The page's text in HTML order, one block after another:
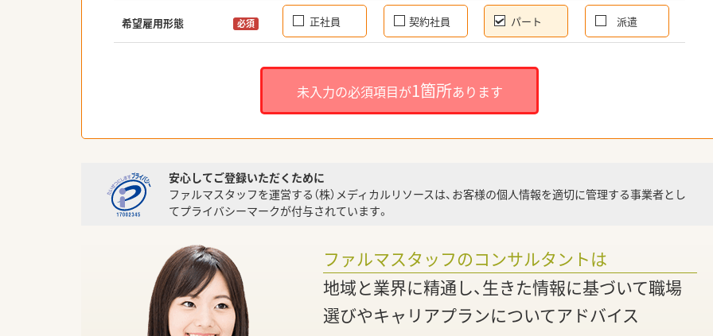
希望雇用形態 必須 正社員 契約社員 パート 派遣
未入力の必須項目が1箇所あります
安心してご登録いただくために
ファルマスタッフを運営する（株）メディカルリソースは、お客様の個人情報を適切に管理する事業者とし
てプライバシーマークが付与されています。
ファルマスタッフのコンサルタントは
地域と業界に精通し、生きた情報に基づいて職場
選びやキャリアプランについてアドバイス